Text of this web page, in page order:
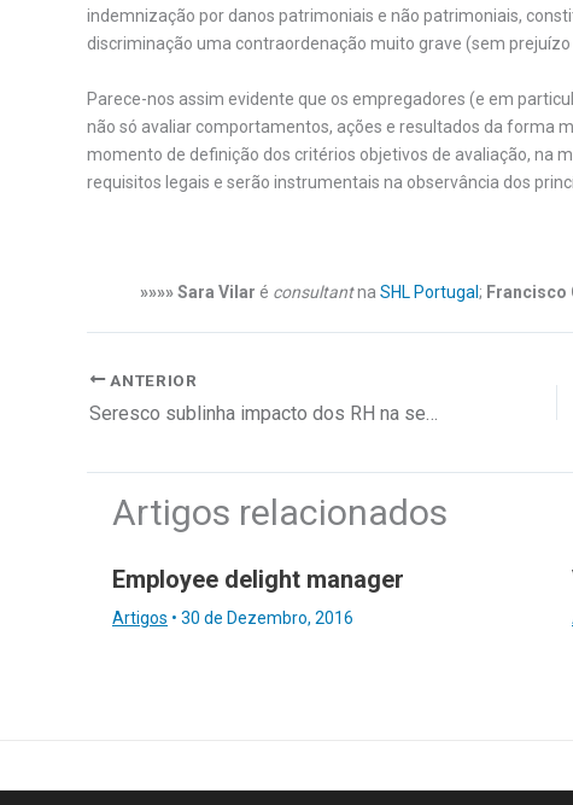
indemnização por danos patrimoniais e não patrimoniais,
discriminação uma contraordenação muito grave (sem
Parece-nos assim evidente que os empregadores (e em
não só avaliar comportamentos, ações e resultados da forma
momento de definição dos critérios objetivos de avaliação, na
requisitos legais e serão instrumentais na observância dos
»»»» Sara Vilar é consultantna SHL Portugal ; Francisco
ANTERIOR
Seresco sublinha impacto dos RH na segurança da informação
Artigos relacionados
Employee delight manager
Artigos • 30 de Dezembro, 2016